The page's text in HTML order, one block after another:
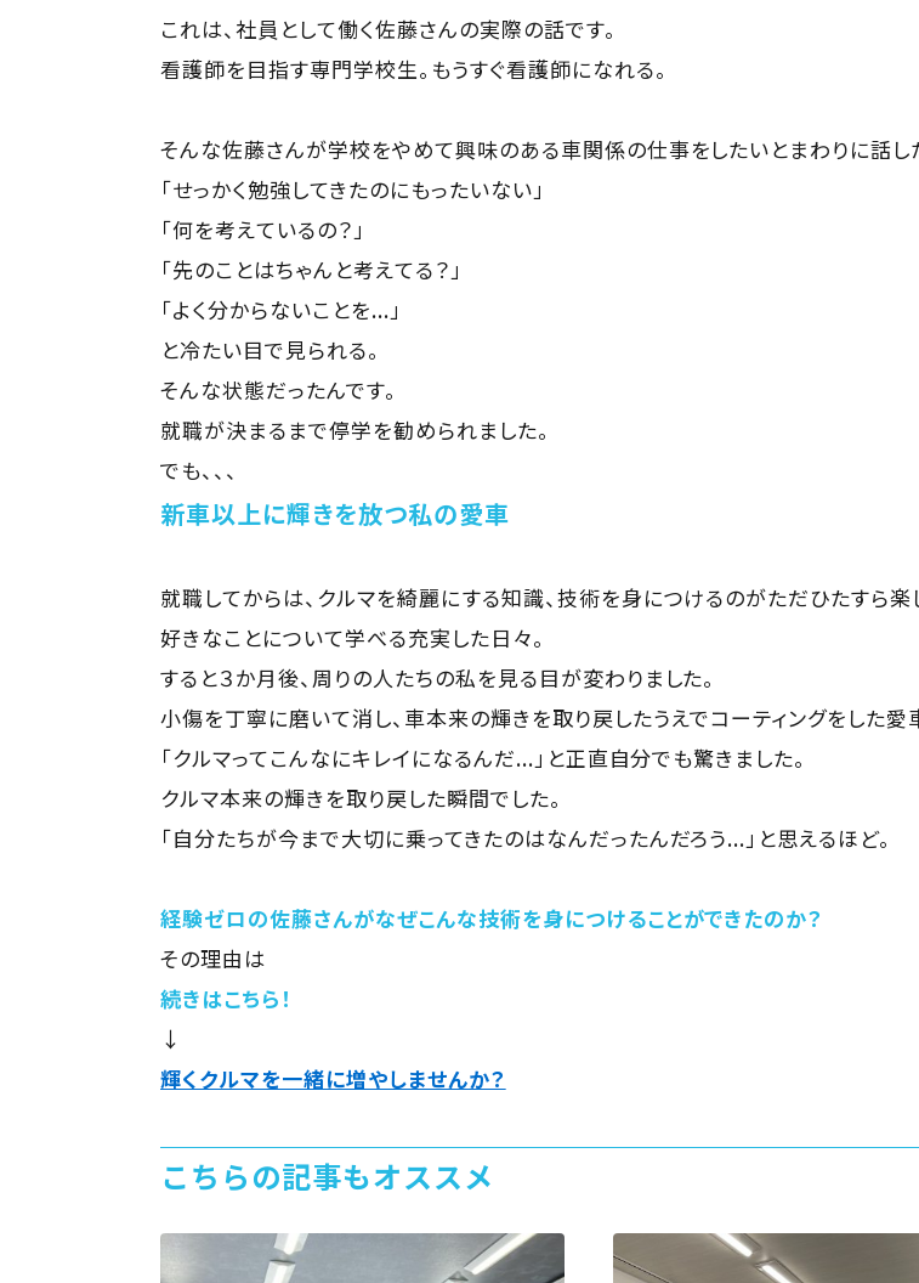
これは、社員として働く佐藤さんの実際の話です。
看護師を目指す専門学校生。もうすぐ看護師になれる。
そんな佐藤さんが学校をやめて興味のある車関係の仕事をしたいとまわりに話した
「せっかく勉強してきたのにもったいない」
「何を考えているの？」
「先のことはちゃんと考えてる？」
「よく分からないことを...」
と冷たい目で見られる。
そんな状態だったんです。
就職が決まるまで停学を勧められました。
でも、、、
新車以上に輝きを放つ私の愛車
就職してからは、クルマを綺麗にする知識、技術を身につけるのがただひたすら楽
好きなことについて学べる充実した日々。
すると３か月後、周りの人たちの私を見る目が変わりました。
小傷を丁寧に磨いて消し、車本来の輝きを取り戻したうえでコーティングをした愛
「クルマってこんなにキレイになるんだ...」と正直自分でも驚きました。
クルマ本来の輝きを取り戻した瞬間でした。
「自分たちが今まで大切に乗ってきたのはなんだったんだろう...」と思えるほど。
経験ゼロの佐藤さんがなぜこんな技術を身につけることができたのか？
その理由は
続きはこちら！
↓
輝くクルマを一緒に増やしませんか？
こちらの記事もオススメ